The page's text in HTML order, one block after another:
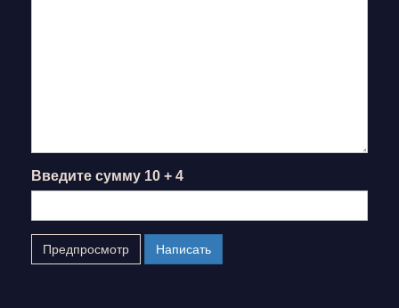
Введите сумму 10 + 4